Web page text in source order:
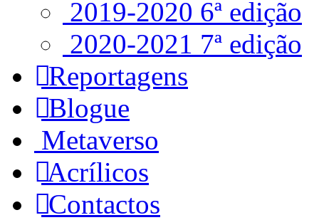
2019-2020 6ª edição
2020-2021 7ª edição
Reportagens
Blogue
Metaverso
Acrílicos
Contactos